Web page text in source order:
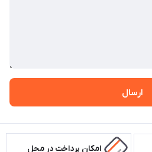
ارسال
امکان پرداخت در محل